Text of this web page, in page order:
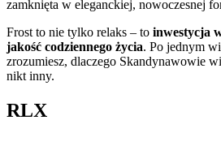
zamknięta w eleganckiej, nowoczesnej
Frost to nie tylko relaks – to inwestycja
jakość codziennego życia. Po jednym
zrozumiesz, dlaczego Skandynawowie
nikt inny.
RLX